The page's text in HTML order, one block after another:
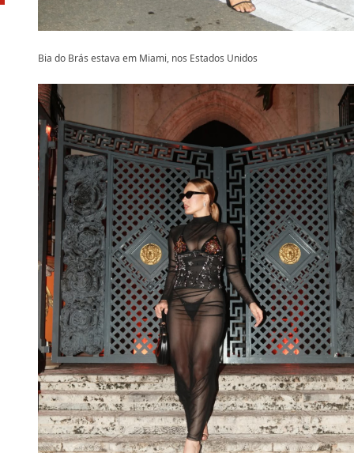
Bia do Brás estava em Miami, nos Estados Unidos